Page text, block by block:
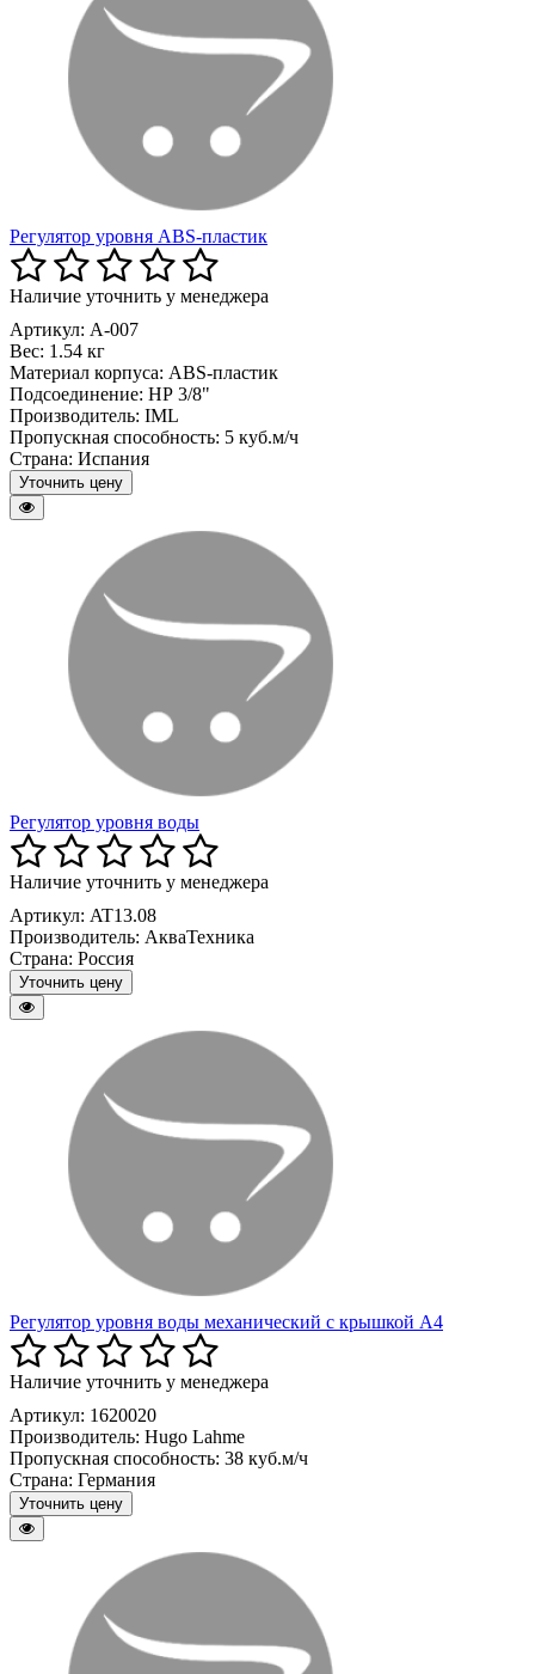
Регулятор уровня ABS-пластик
Наличие уточнить у менеджера
Артикул: A-007
Вес: 1.54 кг
Материал корпуса: ABS-пластик
Подсоединение: НР 3/8"
Производитель: IML
Пропускная способность: 5 куб.м/ч
Страна: Испания
Уточнить цену
Регулятор уровня воды
Наличие уточнить у менеджера
Артикул: AT13.08
Производитель: АкваТехника
Страна: Россия
Уточнить цену
Регулятор уровня воды механический с крышкой А4
Наличие уточнить у менеджера
Артикул: 1620020
Производитель: Hugo Lahme
Пропускная способность: 38 куб.м/ч
Страна: Германия
Уточнить цену